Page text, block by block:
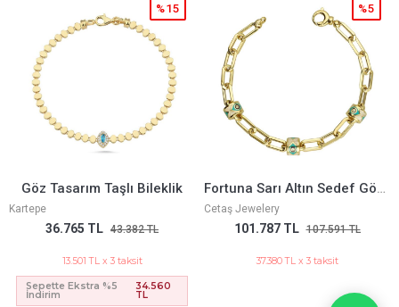
Cetaş Jewelery
101.787 TL 107.591 TL
%5
37.380 TL x 3 taksit
Harfli Gurmet Bileklik
Ema Jewelery
66.261 TL 88.348 TL
%25
24.333 TL x 3 taksit